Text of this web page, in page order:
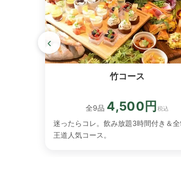
竹コース
全9品 4,500円 税込
迷ったらコレ。飲み放題3時間付き＆
王道人気コース。
‹